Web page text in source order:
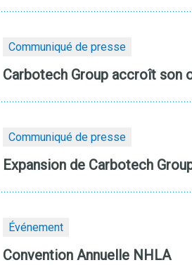
Communiqué de presse
Carbotech Group accroît son
Communiqué de presse
Expansion de Carbotech
Événement
Convention Annuelle NHLA